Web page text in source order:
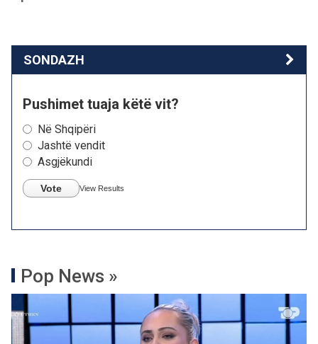
SONDAZH
Pushimet tuaja këtë vit?
Në Shqipëri
Jashtë vendit
Asgjëkundi
Vote View Results
Pop News »